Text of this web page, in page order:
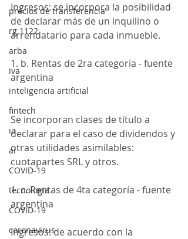
precios de transferencia
rg 1122
arba
iva
inteligencia artificial
fintech
ia
ai
COVID-19
tecnologia
COVID-19
coronavirus
Ingresos: se incorpora la posibilidad
de declarar más de un inquilino o
arrendatario para cada inmueble.
1. b. Rentas de 2ra categoría - fuente
argentina
Se incorporan clases de título a
declarar para el caso de dividendos y
otras utilidades asimilables:
cuotapartes SRL y otros.
1. c. Rentas de 4ta categoría - fuente
argentina
Ingresos: de acuerdo con la